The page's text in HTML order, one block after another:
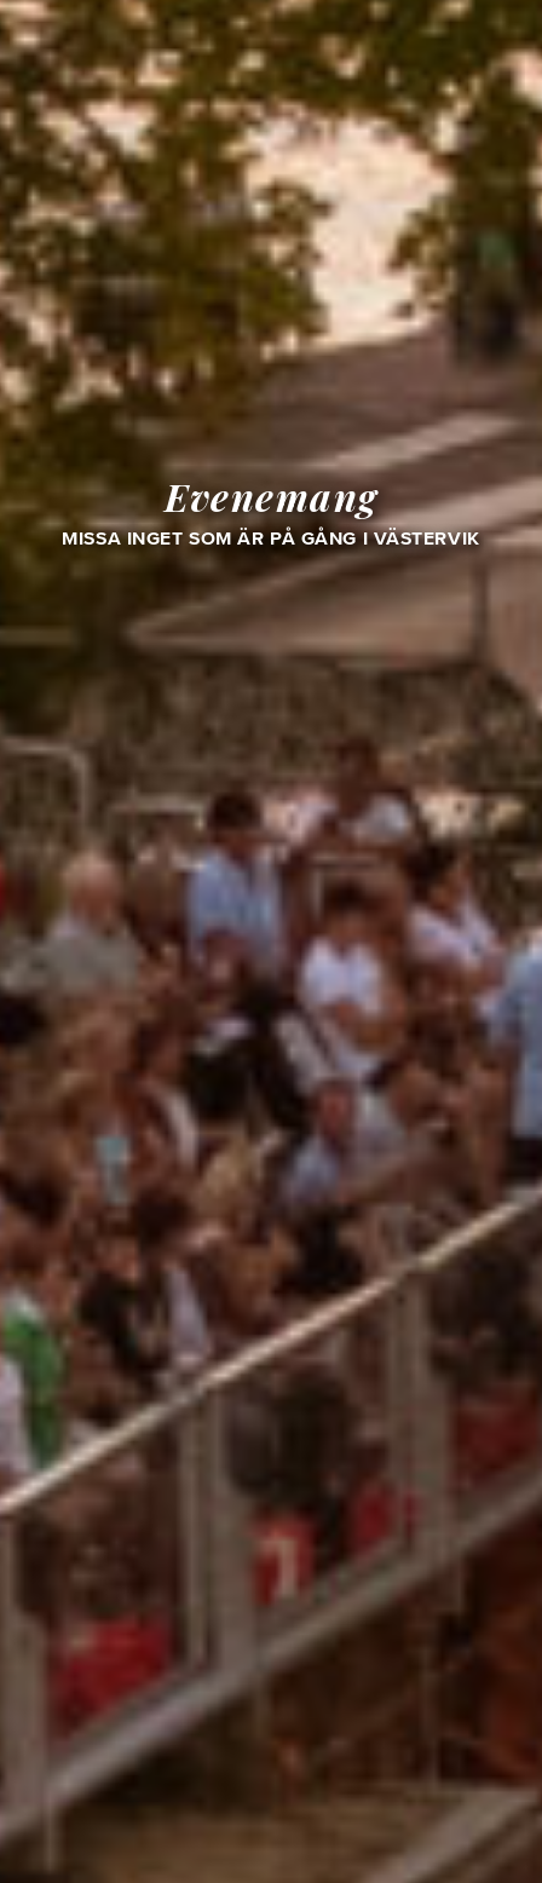
Evenemang
MISSA INGET SOM ÄR PÅ GÅNG I VÄSTERVIK